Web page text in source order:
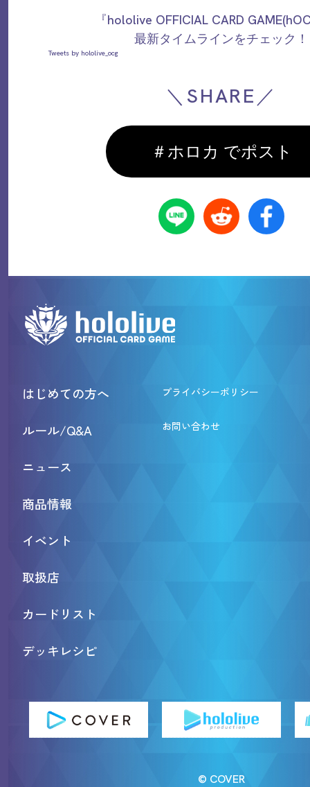
『hololive OFFICIAL CARD
最新タイムラインをチェック！
Tweets by hololive_ocg
＼SHARE／
＃ホロカ でポスト
はじめての方へ
ルール/Q&A
ニュース
商品情報
イベント
取扱店
カードリスト
デッキレシピ
プライバシーポリシー
お問い合わせ
© COVER